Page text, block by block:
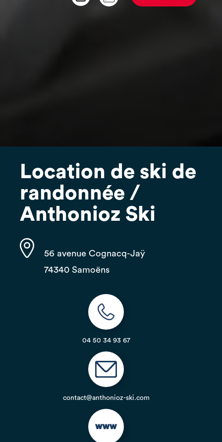
Location de ski de
randonnée /
Anthonioz Ski
56 avenue Cognacq-Jaÿ
74340 Samoëns
04 50 34 93 67
contact@anthonioz-ski.com